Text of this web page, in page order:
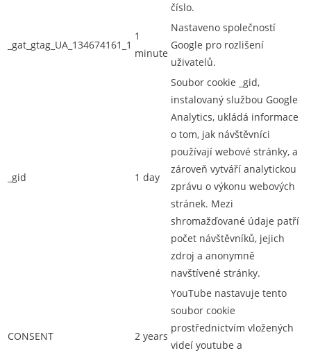
číslo.
_gat_gtag_UA_134674161_1
1
minute
Nastaveno společností
Google pro rozlišení
uživatelů.
_gid 1 day
Soubor cookie _gid,
instalovaný službou Google
Analytics, ukládá informace
o tom, jak návštěvníci
používají webové stránky, a
zároveň vytváří analytickou
zprávu o výkonu webových
stránek. Mezi
shromažďované údaje patří
počet návštěvníků, jejich
zdroj a anonymně
navštívené stránky.
CONSENT 2 years
YouTube nastavuje tento
soubor cookie
prostřednictvím vložených
videí youtube a